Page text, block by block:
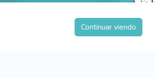
Continuar viendo